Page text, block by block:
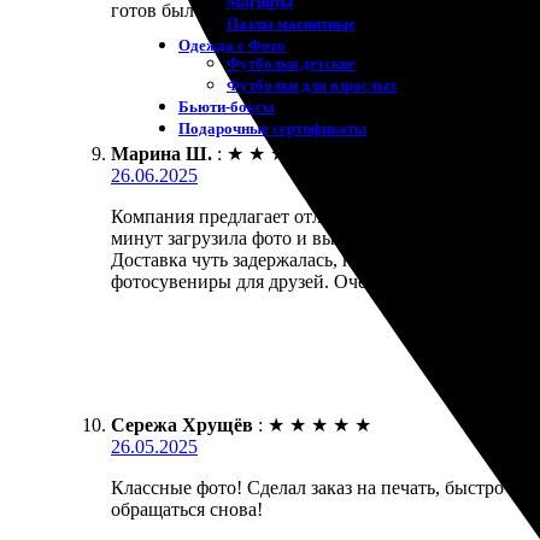
Пазлы магнитные
Одежда с Фото
Футболки детские
Футболки для взрослых
Бьюти-боксы
Подарочные сертификаты
готов был вовремя, отлично упакован. Приятно
Марина Ш. : ★ ★ ★
26.06.2025
Компания предлагает отличные услуги. Заказала
минут загрузила фото и выбрала нужный размер.
Доставка чуть задержалась, но это не критично.
фотосувениры для друзей. Очень приятно, когда
Сережа Хрущёв : ★ ★ ★ ★ ★
26.05.2025
Классные фото! Сделал заказ на печать, быстро
обращаться снова!